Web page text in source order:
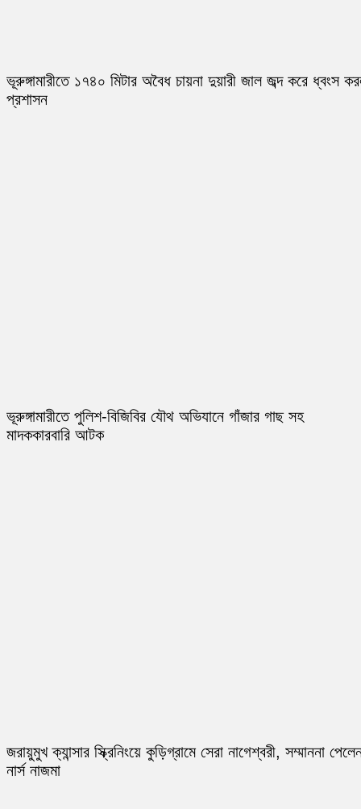
ভূরুঙ্গামারীতে ১৭৪০ মিটার অবৈধ চায়না দুয়ারী জাল জব্দ করে ধ্বংস
প্রশাসন
ভূরুঙ্গামারীতে পুলিশ-বিজিবির যৌথ অভিযানে গাঁজার গাছ সহ
মাদককারবারি আটক
জরায়ুমুখ ক্যান্সার স্ক্রিনিংয়ে কুড়িগ্রামে সেরা নাগেশ্বরী, সম্মাননা
নার্স নাজমা